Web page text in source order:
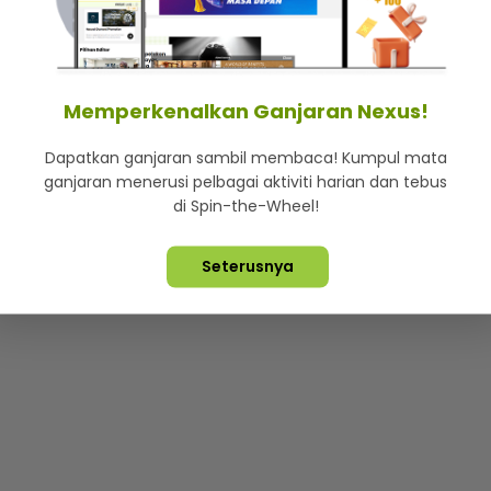
Lebih hot, viral dan sensasi
Terpelihara © 2026. Star Media Group Berhad [197101000523
Memperkenalkan Ganjaran Nexus!
Dapatkan ganjaran sambil membaca! Kumpul mata
ganjaran menerusi pelbagai aktiviti harian dan tebus
di Spin-the-Wheel!
Seterusnya